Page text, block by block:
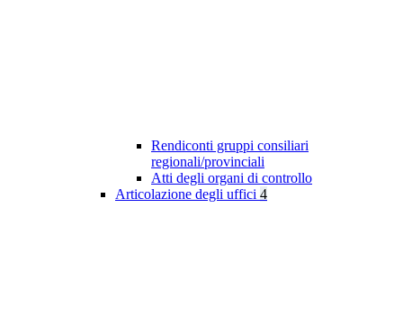
Rendiconti gruppi consiliari
regionali/provinciali
Atti degli organi di controllo
Articolazione degli uffici 4